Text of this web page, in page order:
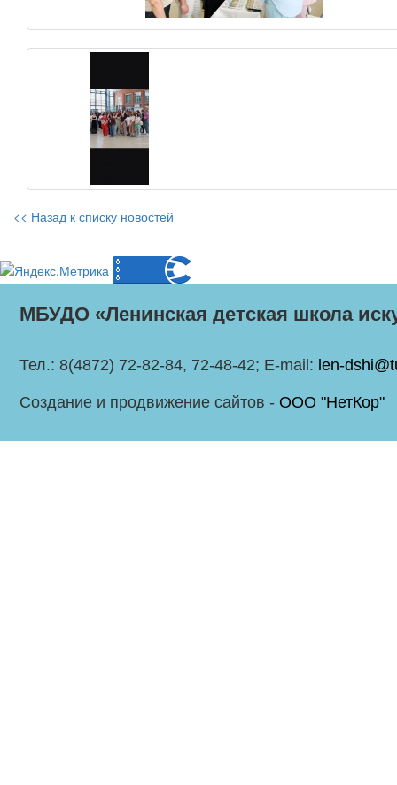
<< Назад к списку новостей
МБУДО «Ленинская детская школа
Тел.: 8(4872) 72-82-84, 72-48-42; E-mail: len-
Создание и продвижение сайтов - ООО "НетКор"